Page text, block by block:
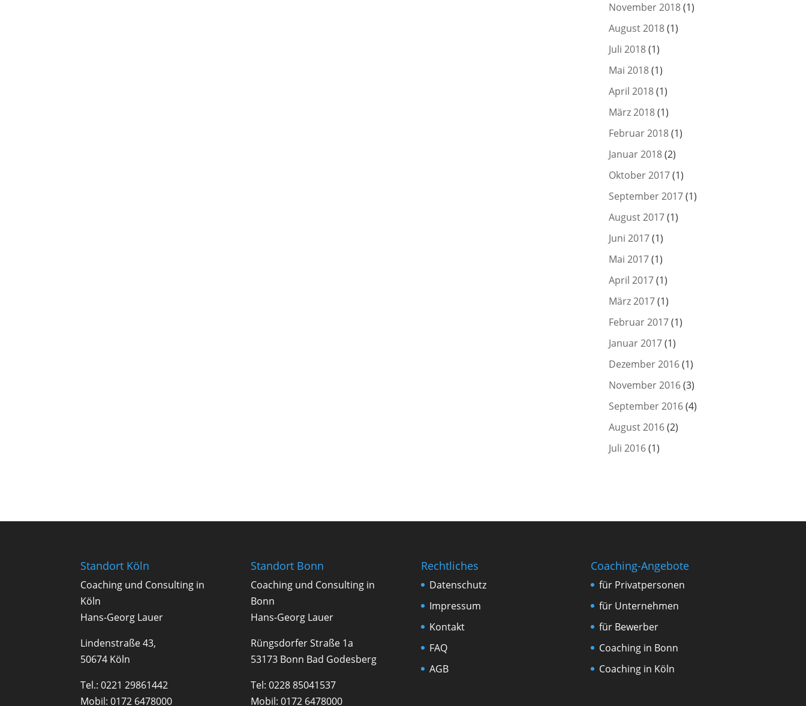
November 2018(1)
August 2018(1)
Juli 2018(1)
Mai 2018(1)
April 2018(1)
März 2018(1)
Februar 2018(1)
Januar 2018(2)
Oktober 2017(1)
September 2017(1)
August 2017(1)
Juni 2017(1)
Mai 2017(1)
April 2017(1)
März 2017(1)
Februar 2017(1)
Januar 2017(1)
Dezember 2016(1)
November 2016(3)
September 2016(4)
August 2016(2)
Juli 2016(1)
Standort Köln
Coa­ching und Con­sul­ting in
Köln
Hans-Georg Lauer
Lindenstraße 43,
50674 Köln
Tel.:0221 29861442
Mobil:0172 6478000
Standort Bonn
Coa­ching und Con­sul­ting in
Bonn
Hans-Georg Lauer
Rüngsdorfer Straße 1a
53173 Bonn Bad Godesberg
Tel: 0228 85041537
Mobil: 0172 6478000
Rechtliches
Datenschutz
Impressum
Kontakt
FAQ
AGB
Coaching-Angebote
für Privatpersonen
für Unternehmen
für Bewerber
Coaching in Bonn
Coaching in Köln